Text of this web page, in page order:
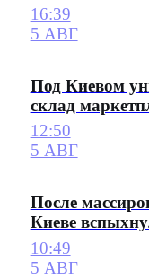
16:39
5 АВГ
Под Киевом
склад
12:50
5 АВГ
После
Киеве
10:49
5 АВГ